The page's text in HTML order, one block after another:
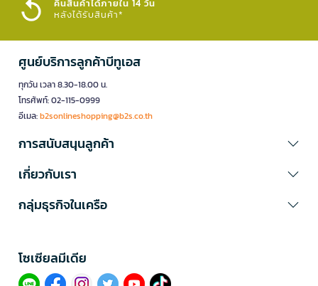
คืนสินค้าได้ภายใน 14 วัน
หลังได้รับสินค้า*
ศูนย์บริการลูกค้าบีทูเอส
ทุกวัน เวลา 8.30-18.00 น.
โทรศัพท์: 02-115-0999
อีเมล:b2sonlineshopping@b2s.co.th
การสนับสนุนลูกค้า
เกี่ยวกับเรา
กลุ่มธุรกิจในเครือ
โซเซียลมีเดีย​